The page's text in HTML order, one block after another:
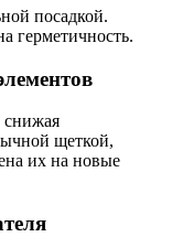
посадкой.
герметичность.
снижая
щеткой,
их на новые